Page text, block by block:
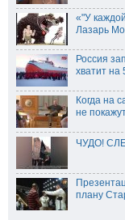
«"У
Лазарь
Россия
хватит
Когда на
не
ЧУДО!
плану